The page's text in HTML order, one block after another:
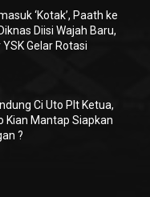
‘Kotak’, Paath ke
Diisi Wajah Baru,
Gelar Rotasi
Ci Uto Plt Ketua,
Kian Mantap Siapkan
?